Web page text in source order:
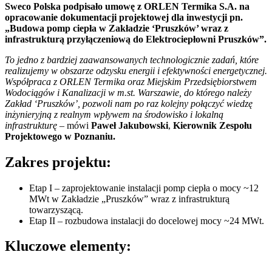
Sweco Polska podpisało umowę z ORLEN Termika S.A. na
opracowanie dokumentacji projektowej dla inwestycji pn.
„Budowa pomp ciepła w Zakładzie ‘Pruszków’ wraz z
infrastrukturą przyłączeniową do Elektrociepłowni Pruszków”.
To jedno z bardziej zaawansowanych technologicznie zadań, które
realizujemy w obszarze odzysku energii i efektywności energetycznej.
Współpraca z ORLEN Termika oraz Miejskim Przedsiębiorstwem
Wodociągów i Kanalizacji w m.st. Warszawie, do którego należy
Zakład ‘Pruszków’, pozwoli nam po raz kolejny połączyć wiedzę
inżynieryjną z realnym wpływem na środowisko i lokalną
infrastrukturę – mówi Paweł Jakubowski, Kierownik Zespołu
Projektowego w Poznaniu.
Zakres projektu:
Etap I – zaprojektowanie instalacji pomp ciepła o mocy ~12
MWt w Zakładzie „Pruszków” wraz z infrastrukturą
towarzyszącą.
Etap II – rozbudowa instalacji do docelowej mocy ~24 MWt.
Kluczowe elementy: